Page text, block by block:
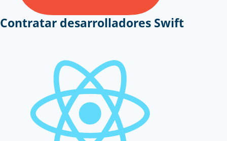
Contratar desarrolladores Swift